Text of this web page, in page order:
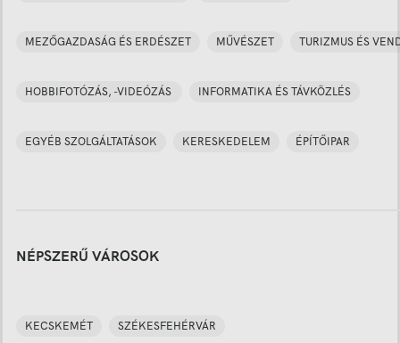
MEZŐGAZDASÁG ÉS ERDÉSZET MŰVÉSZET TURIZMUS ÉS
HOBBIFOTÓZÁS, -VIDEÓZÁS INFORMATIKA ÉS TÁVKÖZLÉS
EGYÉB SZOLGÁLTATÁSOK KERESKEDELEM ÉPÍTŐIPAR
NÉPSZERŰ VÁROSOK
KECSKEMÉT SZÉKESFEHÉRVÁR